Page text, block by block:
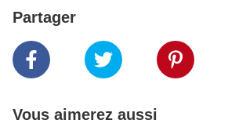
Partager
Vous aimerez aussi